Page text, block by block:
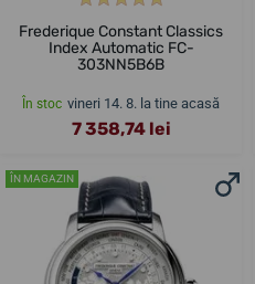
Frederique Constant Classics
Index Automatic FC-
303NN5B6B
În stoc vineri 14. 8. la tine acasă
7 358,74 lei
ÎN MAGAZIN